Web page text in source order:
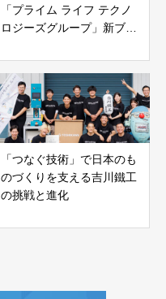
「プライム ライフ テクノ
ロジーズグループ」新ブラ
「つなぐ技術」で日本のも
のづくりを支える吉川鐵工
の挑戦と進化